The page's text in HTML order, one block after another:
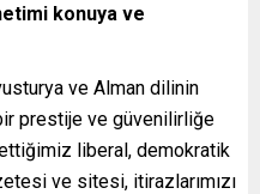
konuya ve
ve Alman dilinin
prestije ve güvenilirliğe
liberal, demokratik
ve sitesi, itirazlarımızı